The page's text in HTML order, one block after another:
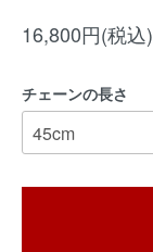
16,800円(税込)
チェーンの長さ